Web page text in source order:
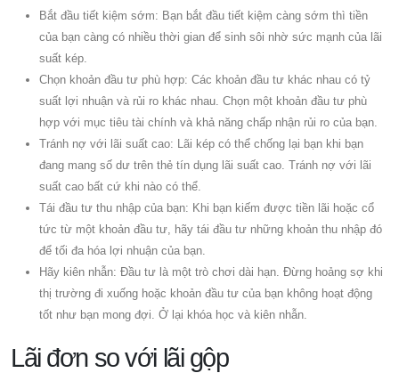
Bắt đầu tiết kiệm sớm: Bạn bắt đầu tiết kiệm càng sớm thì tiền
của bạn càng có nhiều thời gian để sinh sôi nhờ sức mạnh của lãi
suất kép.
Chọn khoản đầu tư phù hợp: Các khoản đầu tư khác nhau có tỷ
suất lợi nhuận và rủi ro khác nhau. Chọn một khoản đầu tư phù
hợp với mục tiêu tài chính và khả năng chấp nhận rủi ro của bạn.
Tránh nợ với lãi suất cao: Lãi kép có thể chống lại bạn khi bạn
đang mang số dư trên thẻ tín dụng lãi suất cao. Tránh nợ với lãi
suất cao bất cứ khi nào có thể.
Tái đầu tư thu nhập của bạn: Khi bạn kiếm được tiền lãi hoặc cổ
tức từ một khoản đầu tư, hãy tái đầu tư những khoản thu nhập đó
để tối đa hóa lợi nhuận của bạn.
Hãy kiên nhẫn: Đầu tư là một trò chơi dài hạn. Đừng hoảng sợ khi
thị trường đi xuống hoặc khoản đầu tư của bạn không hoạt động
tốt như bạn mong đợi. Ở lại khóa học và kiên nhẫn.
Lãi đơn so với lãi gộp